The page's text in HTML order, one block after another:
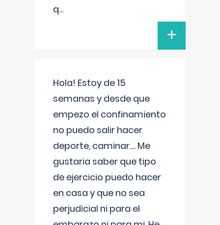
q...
+
Hola! Estoy de 15
semanas y desde que
empezo el confinamiento
no puedo salir hacer
deporte, caminar.... Me
gustaria saber que tipo
de ejercicio puedo hacer
en casa y que no sea
perjudicial ni para el